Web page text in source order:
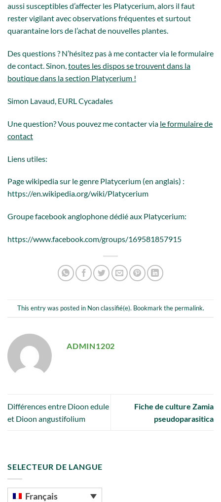
aussi susceptibles d’affecter les Platycerium, alors il faut
rester vigilant avec observations fréquentes et surtout
quarantaine lors de l’achat de nouvelles plantes.
Des questions ? N’hésitez pas à me contacter via le formulaire
de contact. Sinon,toutes les dispos se trouvent dans la
boutique dans la section Platycerium !
Simon Lavaud, EURL Cycadales
Une question? Vous pouvez me contacter via le formulaire de
contact
Liens utiles:
Page wikipedia sur le genre Platycerium (en anglais) :
https://en.wikipedia.org/wiki/Platycerium
Groupe facebook anglophone dédié aux Platycerium:
https://www.facebook.com/groups/169581857915
This entry was posted in Non classifié(e). Bookmark the permalink.
ADMIN1202
Différences entre Dioon edule
et Dioon angustifolium
Fiche de culture Zamia
pseudoparasitica
SELECTEUR DE LANGUE
Français